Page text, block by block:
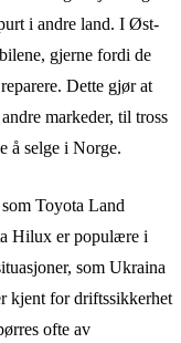
i andre land. I Øst-
gjerne fordi de
Dette gjør at
markeder, til tross
å selge i Norge.
Toyota Land
Hilux er populære i
som Ukraina
kjent for driftssikkerhet
ofte av